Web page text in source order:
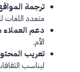
ترجمة
متعدد اللغات
دعم العملاء
الأم.
تعريب
ليناسب